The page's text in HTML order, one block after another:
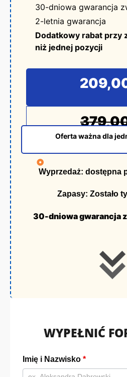
30-dniowa gwarancja
2-letnia gwarancja
Dodatkowy rabat przy
niż jednej pozycji
Oferta ważna dla
Wyprzedaż: dostępna
Zapasy: Zostało
30-dniowa gwarancja
WYPEŁNIĆ
Antenna TV
- PL -
Imię i Nazwisko *